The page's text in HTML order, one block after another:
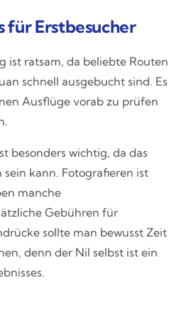
für Erstbesucher
ist ratsam, da beliebte Routen
schnell ausgebucht sind. Es
Ausflüge vorab zu prüfen
besonders wichtig, da das
kann. Fotografieren ist
manche
Gebühren für
sollte man bewusst Zeit
denn der Nil selbst ist ein